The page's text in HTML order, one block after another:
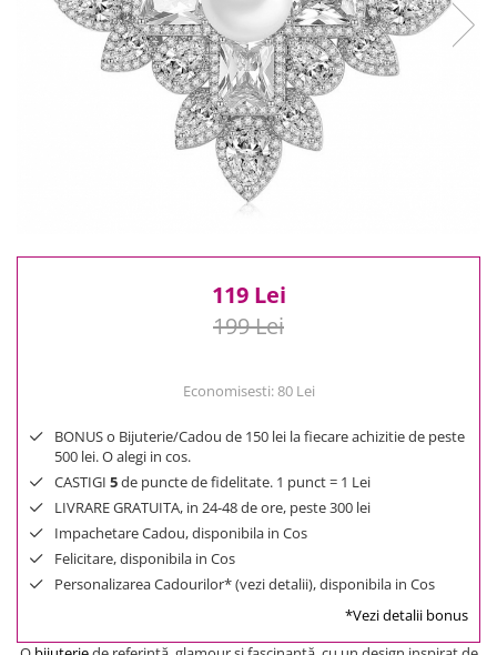
Cele mai noi
Cele mai vandute
Cele mai votate
300 Lei - 500 Lei
119 Lei
199 Lei
Economisesti:80 Lei
BONUS o Bijuterie/Cadou de 150 lei la fiecare achizitie de peste
500 lei. O alegi in cos.
CASTIGI 5de puncte de fidelitate. 1 punct = 1 Lei
LIVRARE GRATUITA, in 24-48 de ore, peste 300 lei
Impachetare Cadou, disponibila in Cos
Felicitare, disponibila in Cos
Personalizarea Cadourilor* (vezi detalii), disponibila in Cos
*Vezi detalii bonus